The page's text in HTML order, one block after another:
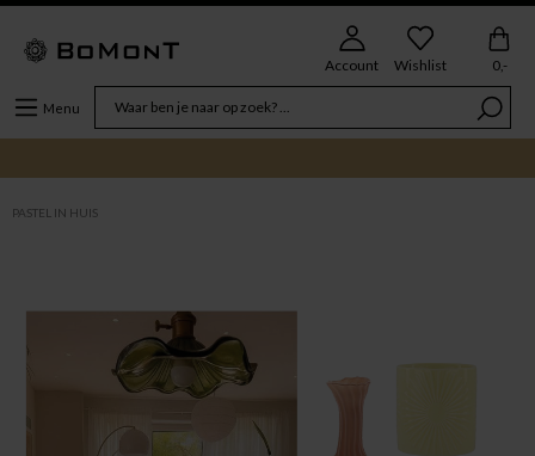
Menu
Account Wishlist 0,-
PASTEL IN HUIS